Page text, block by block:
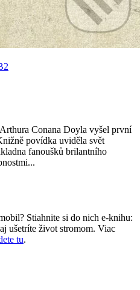
Conana Doyla vyšel první
povídka uviděla svět
fanoušků brilantního
Stiahnite si do nich e-knihu:
ušetríte život stromom. Viac
tu.